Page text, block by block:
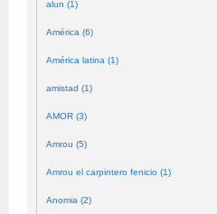
alun (1)
América (6)
América latina (1)
amistad (1)
AMOR (3)
Amrou (5)
Amrou el carpintero fenicio (1)
Anomia (2)